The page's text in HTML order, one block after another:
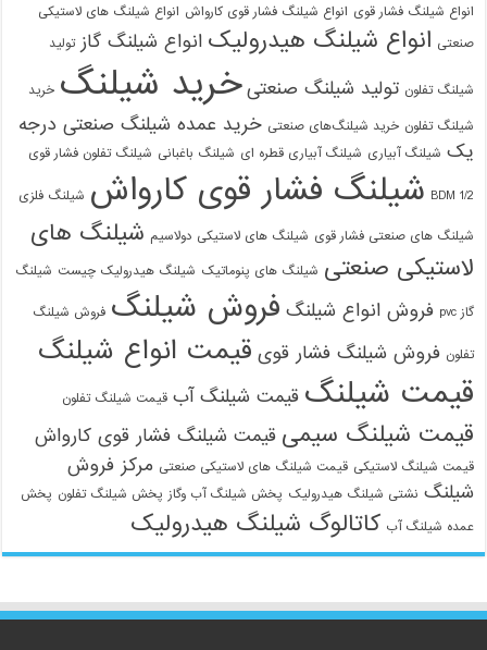
انواع شیلنگ فشار قوی انواع شیلنگ فشار قوی کارواش انواع شیلنگ های لاستیکی
صنعتی انواع شیلنگ هیدرولیک انواع شیلنگ گاز تولید
شیلنگ تفلون تولید شیلنگ صنعتی خرید شیلنگ خرید
شیلنگ تفلون خرید شیلنگ‌های صنعتی خرید عمده شیلنگ صنعتی درجه
یک شیلنگ آبیاری شیلنگ آبیاری قطره ای شیلنگ باغبانی شیلنگ تفلون فشار قوی
1/2 BDM شیلنگ فشار قوی کارواش شیلنگ فلزی
شیلنگ های صنعتی فشار قوی شیلنگ های لاستیکی دولاسیم شیلنگ های
لاستیکی صنعتی شیلنگ های پنوماتیک شیلنگ هیدرولیک چیست شیلنگ
گاز pvc فروش انواع شیلنگ فروش شیلنگ فروش شیلنگ
تفلون فروش شیلنگ فشار قوی قیمت انواع شیلنگ
قیمت شیلنگ قیمت شیلنگ آب قیمت شیلنگ تفلون
قیمت شیلنگ سیمی قیمت شیلنگ فشار قوی کارواش
قیمت شیلنگ لاستیکی قیمت شیلنگ های لاستیکی صنعتی مرکز فروش
شیلنگ نشتی شیلنگ هیدرولیک پخش شیلنگ آب وگاز پخش شیلنگ تفلون پخش
عمده شیلنگ آب کاتالوگ شیلنگ هیدرولیک